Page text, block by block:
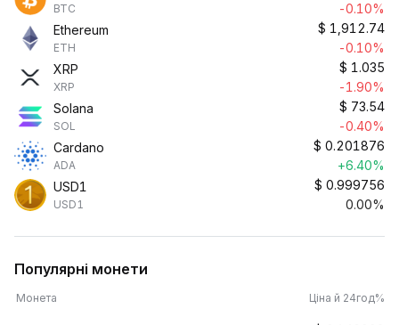
BTC
-0.10%
Ethereum
ETH
$ 1,912.74
-0.10%
XRP
XRP
$ 1.035
-1.90%
Solana
SOL
$ 73.54
-0.40%
Cardano
ADA
$ 0.201876
+6.40%
USD1
USD1
$ 0.999756
0.00%
Популярні монети
Монета Ціна й 24год%